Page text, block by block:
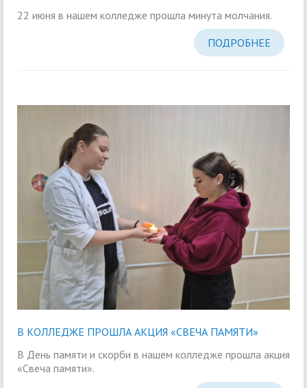
22 июня в нашем колледже прошла минута молчания.
ПОДРОБНЕЕ
В КОЛЛЕДЖЕ ПРОШЛА АКЦИЯ «СВЕЧА ПАМЯТИ»
В День памяти и скорби в нашем колледже прошла акция
«Свеча памяти».